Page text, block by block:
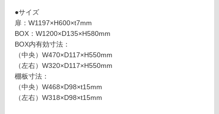
運賃表
限
あ
り
の
為
意
が
●サイズ
扉：W1197×H600×t7mm
BOX：W1200×D135×H580mm
BOX内有効寸法：
（中央）W470×D117×H550mm
（左右）W320×D117×H550mm
棚板寸法：
（中央）W468×D98×t15mm
（左右）W318×D98×t15mm